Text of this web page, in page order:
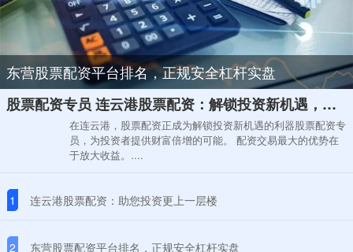
东营股票配资平台排名，正规安全杠杆实盘
股票配资专员 连云港股票配资：解锁投资新机遇，助您财富倍增
在连云港，股票配资正成为解锁投资新机遇的利器股票配资专
员，为投资者提供财富倍增的可能。 配资交易最大的优势在
于放大收益。....
1 连云港股票配资：助您投资更上一层楼
2 东营股票配资平台排名，正规安全杠杆实盘